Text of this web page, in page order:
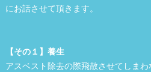
にお話させて頂きます。
【その１】養生
アスベスト除去の際飛散させてしま